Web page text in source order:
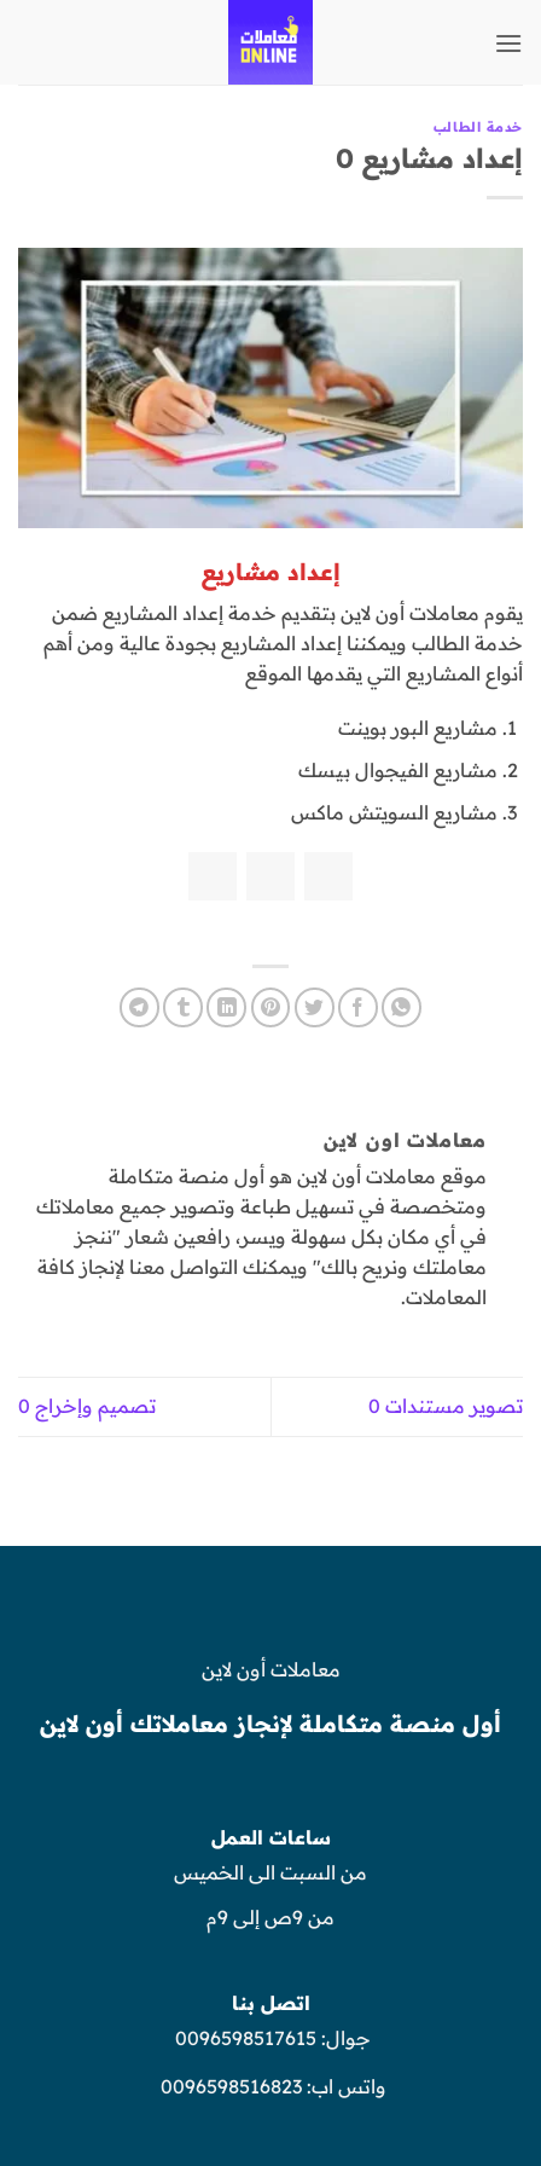
للمحتوى
خدمة الطالب
إعداد مشاريع 0
إعداد مشاريع
يقوم معاملات أون لاين بتقديم خدمة إعداد المشاريع ضمن
خدمة الطالب ويمكننا إعداد المشاريع بجودة عالية ومن أهم
أنواع المشاريع التي يقدمها الموقع
مشاريع البور بوينت
مشاريع الفيجوال بيسك
مشاريع السويتش ماكس
معاملات اون لاين
موقع معاملات أون لاين هو أول منصة متكاملة
ومتخصصة في تسهيل طباعة وتصوير جميع معاملاتك
في أي مكان بكل سهولة ويسر، رافعين شعار "ننجز
معاملتك ونريح بالك" ويمكنك التواصل معنا لإنجاز كافة
المعاملات.
تصوير مستندات 0 تصميم وإخراج 0
معاملات أون لاين
أول منصة متكاملة لإنجاز معاملاتك أون لاين
ساعات العمل
من السبت الى الخميس
من 9ص إلى 9م
اتصل بنا
جوال: 0096598517615
واتس اب:0096598516823